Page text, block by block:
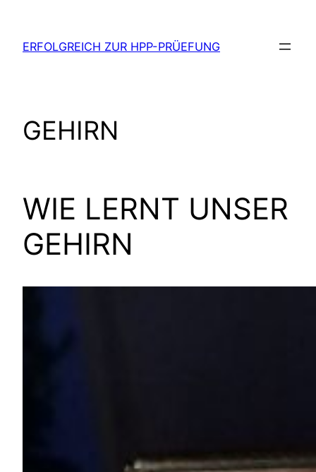
springen
ERFOLGREICH ZUR HPP-PRÜEFUNG
GEHIRN
WIE LERNT UNSER
GEHIRN